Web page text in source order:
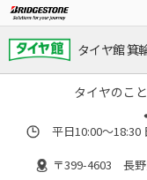
タイヤ館 箕
タイヤのこ
平日10:00～18:30
〒399-4603 長野